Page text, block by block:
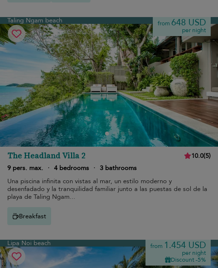
Taling Ngam beach from 648 USD
per night
The Headland Villa 2 10.0(5)
9 pers. max.
· 4 bedrooms · 3 bathrooms
Una piscina infinita con vistas al mar, un estilo moderno y
desenfadado y la tranquilidad familiar junto a las puestas de sol de la
playa de Taling Ngam...
Breakfast
Lipa Noi beach from 1.454 USD
per night
Discount -5%